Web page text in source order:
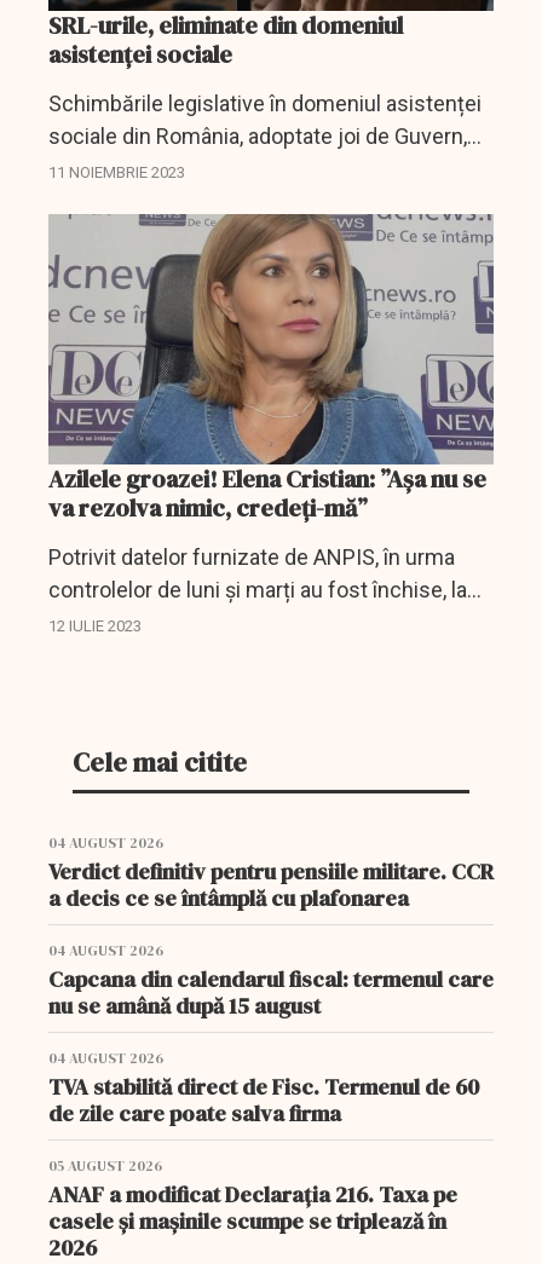
SRL-urile, eliminate din domeniul
asistenței sociale
Schimbările legislative în domeniul asistenței
sociale din România, adoptate joi de Guvern,
includ dreptul organizațiilor neguvernamentale
11 NOIEMBRIE 2023
Azilele groazei! Elena Cristian: ”Așa nu se
va rezolva nimic, credeți-mă”
Potrivit datelor furnizate de ANPIS, în urma
controlelor de luni și marți au fost închise, la
nivel național, 11 căminele de bătrâni. Elena
12 IULIE 2023
Cele mai citite
04 AUGUST 2026
Verdict definitiv pentru pensiile militare. CCR
a decis ce se întâmplă cu plafonarea
04 AUGUST 2026
Capcana din calendarul fiscal: termenul care
nu se amână după 15 august
04 AUGUST 2026
TVA stabilită direct de Fisc. Termenul de 60
de zile care poate salva firma
05 AUGUST 2026
ANAF a modificat Declarația 216. Taxa pe
casele și mașinile scumpe se triplează în
2026